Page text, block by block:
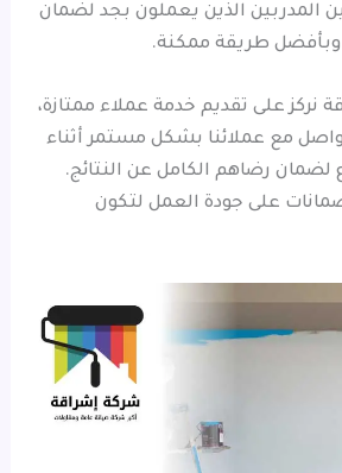
المدربين الذين يعملون بجد لضمان
وبأفضل طريقة ممكنة.
نركز على تقديم خدمة عملاء ممتازة،
مع عملائنا بشكل مستمر أثناء
لضمان رضاهم الكامل عن النتائج.
على جودة العمل لتكون